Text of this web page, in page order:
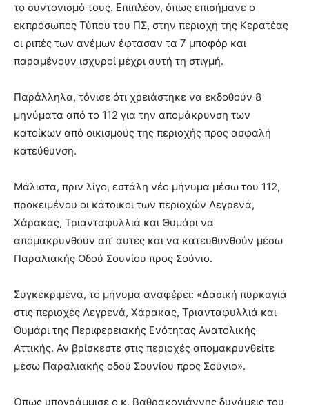
το συντονισμό τους. Επιπλέον, όπως επισήμανε ο
εκπρόσωπος Τύπου του ΠΣ, στην περιοχή της Κερατέας
οι ριπές των ανέμων έφτασαν τα 7 μποφόρ και
παραμένουν ισχυροί μέχρι αυτή τη στιγμή.
Παράλληλα, τόνισε ότι χρειάστηκε να εκδοθούν 8
μηνύματα από το 112 για την απομάκρυνση των
κατοίκων από οικισμούς της περιοχής προς ασφαλή
κατεύθυνση.
Μάλιστα, πριν λίγο, εστάλη νέο μήνυμα μέσω του 112,
προκειμένου οι κάτοικοι των περιοχών Λεγρενά,
Χάρακας, Τριανταφυλλιά και Θυμάρι να
απομακρυνθούν απ’ αυτές και να κατευθυνθούν μέσω
Παραλιακής Οδού Σουνίου προς Σούνιο.
Συγκεκριμένα, το μήνυμα αναφέρει: «Δασική πυρκαγιά
στις περιοχές Λεγρενά, Χάρακας, Τριανταφυλλιά και
Θυμάρι της Περιφερειακής Ενότητας Ανατολικής
Αττικής. Αν βρίσκεστε στις περιοχές απομακρυνθείτε
μέσω Παραλιακής οδού Σουνίου προς Σούνιο».
Όπως υπογράμμισε ο κ. Βαθρακογιάννης δυνάμεις του